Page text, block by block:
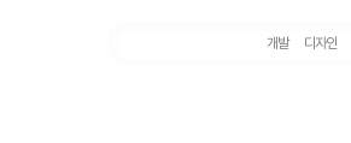
개발 디자인